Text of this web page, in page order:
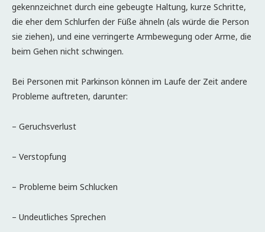
gekennzeichnet durch eine gebeugte Haltung, kurze Schritte,
die eher dem Schlurfen der Füße ähneln (als würde die Person
sie ziehen), und eine verringerte Armbewegung oder Arme, die
beim Gehen nicht schwingen.
Bei Personen mit Parkinson können im Laufe der Zeit andere
Probleme auftreten, darunter:
– Geruchsverlust
– Verstopfung
– Probleme beim Schlucken
– Undeutliches Sprechen